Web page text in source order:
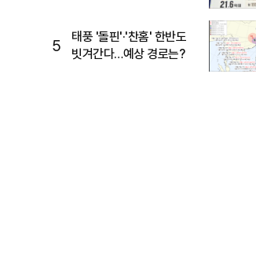
5
태풍 '돌핀'·'찬홈' 한반도
빗겨간다…예상 경로는?